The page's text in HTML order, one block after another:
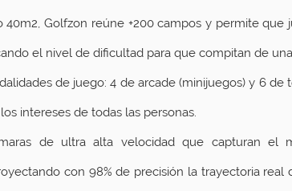
40m2, Golfzon reúne +200 campos y permite que
el nivel de dificultad para que compitan de
de juego: 4 de arcade (minijuegos) y 6 de
intereses de todas las personas.
de ultra alta velocidad que capturan